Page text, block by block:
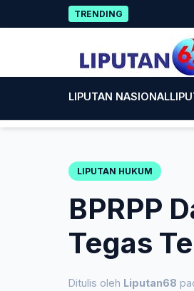
to
TRENDING
LIPUTAN NASIONAL
LIPUTAN HUKUM
BPRPP
Tegas
Ditulis oleh Liputan68